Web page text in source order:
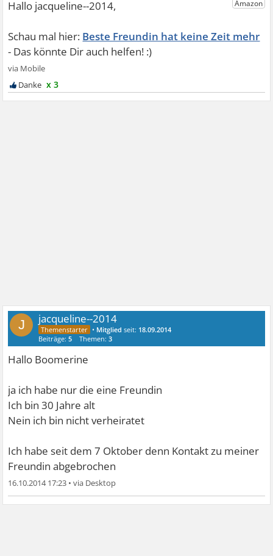
Beste Freundin hat keine Zeit mehr
x 3
J jacqueline--2014
• Mitglied seit: 18.09.2014
Beiträge:5 Themen:3
Hallo Boomerine
ja ich habe nur die eine Freundin
Ich bin 30 Jahre alt
Nein ich bin nicht verheiratet
Ich habe seit dem 7 Oktober denn Kontakt zu meiner
Freundin abgebrochen
16.10.2014 17:23 •